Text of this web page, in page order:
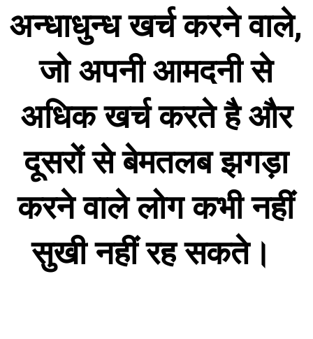
अन्धाधुन्ध खर्च करने वाले,
जो अपनी आमदनी से
अधिक खर्च करते है और
दूसरों से बेमतलब झगड़ा
करने वाले लोग कभी नहीं
सुखी नहीं रह सकते।